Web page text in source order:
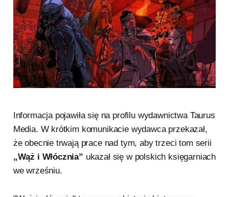
Informacja pojawiła się na profilu wydawnictwa Taurus
Media. W krótkim komunikacie wydawca przekazał,
że obecnie trwają prace nad tym, aby trzeci tom serii
„Wąż i Włócznia” ukazał się w polskich księgarniach
we wrześniu.